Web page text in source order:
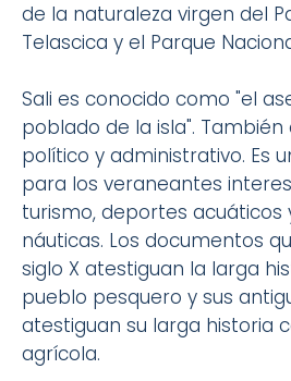
de la naturaleza virgen del
Telascica y el Parque
Sali es conocido como "el
poblado de la isla".
político y administrativo. Es
para los veraneantes
turismo, deportes acuáticos
náuticas. Los documentos
siglo X atestiguan la larga
pueblo pesquero y sus
atestiguan su larga historia
agrícola.